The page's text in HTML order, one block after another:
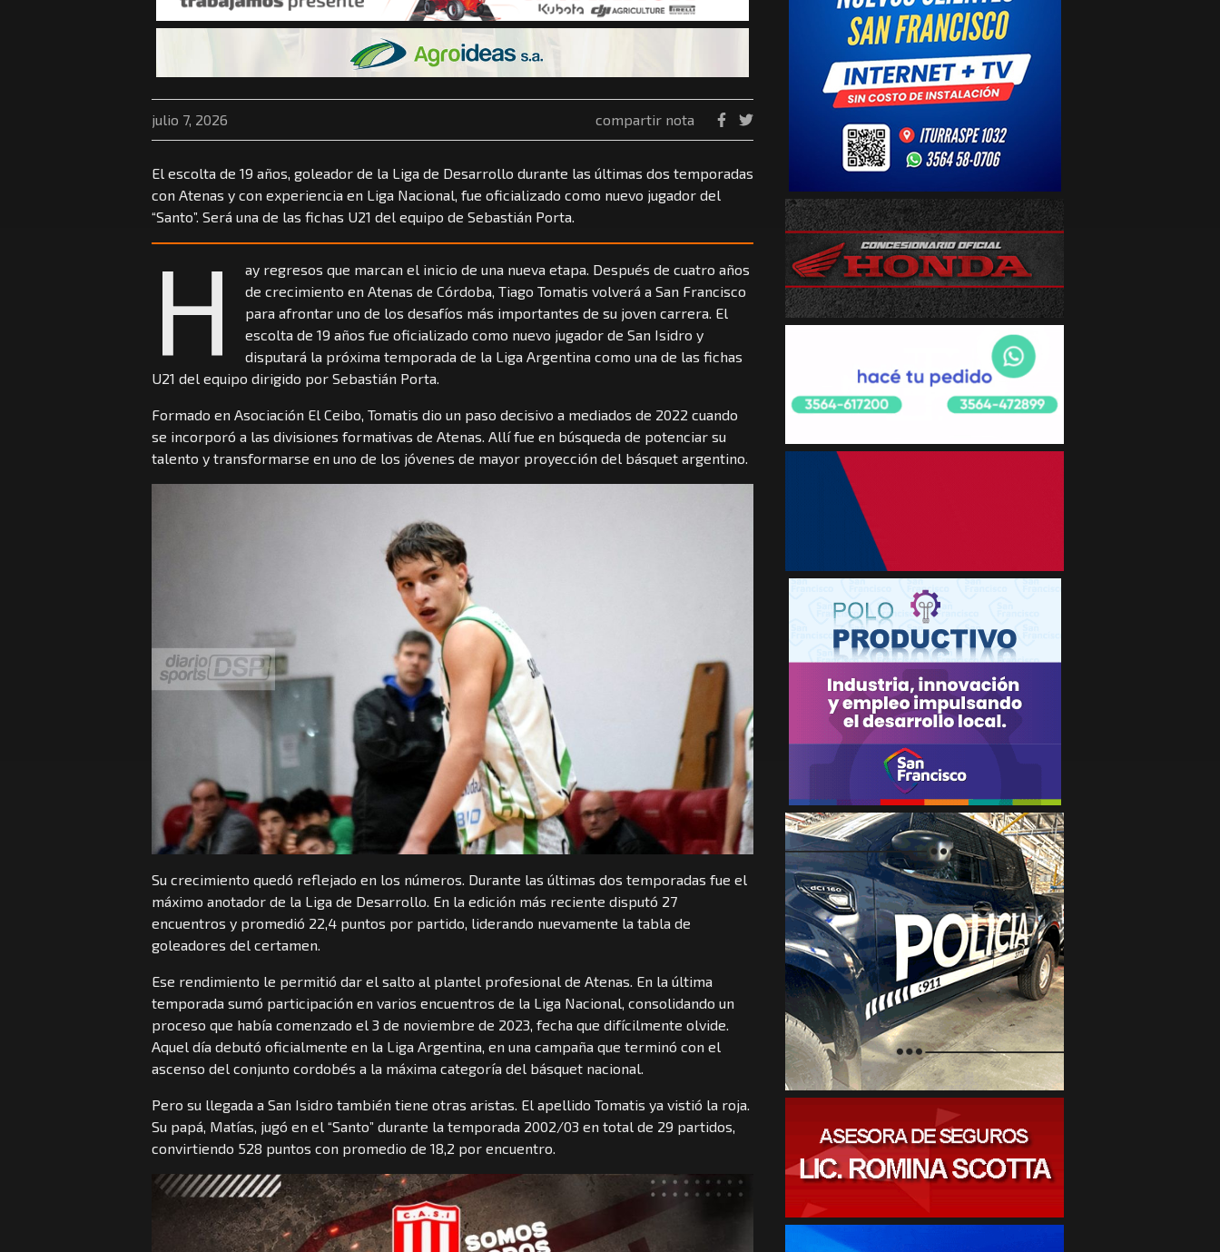
julio 7, 2026 compartir nota
El escolta de 19 años, goleador de la Liga de Desarrollo durante las últimas dos temporadas
con Atenas y con experiencia en Liga Nacional, fue oficializado como nuevo jugador del
“Santo”. Será una de las fichas U21 del equipo de Sebastián Porta.
H
ay regresos que marcan el inicio de una nueva etapa. Después de cuatro años
de crecimiento en Atenas de Córdoba, Tiago Tomatis volverá a San Francisco
para afrontar uno de los desafíos más importantes de su joven carrera. El
escolta de 19 años fue oficializado como nuevo jugador de San Isidro y
disputará la próxima temporada de la Liga Argentina como una de las fichas
U21 del equipo dirigido por Sebastián Porta.
Formado en Asociación El Ceibo, Tomatis dio un paso decisivo a mediados de 2022 cuando
se incorporó a las divisiones formativas de Atenas. Allí fue en búsqueda de potenciar su
talento y transformarse en uno de los jóvenes de mayor proyección del básquet argentino.
Su crecimiento quedó reflejado en los números. Durante las últimas dos temporadas fue el
máximo anotador de la Liga de Desarrollo. En la edición más reciente disputó 27
encuentros y promedió 22,4 puntos por partido, liderando nuevamente la tabla de
goleadores del certamen.
Ese rendimiento le permitió dar el salto al plantel profesional de Atenas. En la última
temporada sumó participación en varios encuentros de la Liga Nacional, consolidando un
proceso que había comenzado el 3 de noviembre de 2023, fecha que difícilmente olvide.
Aquel día debutó oficialmente en la Liga Argentina, en una campaña que terminó con el
ascenso del conjunto cordobés a la máxima categoría del básquet nacional.
Pero su llegada a San Isidro también tiene otras aristas. El apellido Tomatis ya vistió la roja.
Su papá, Matías, jugó en el “Santo” durante la temporada 2002/03 en total de 29 partidos,
convirtiendo 528 puntos con promedio de 18,2 por encuentro.